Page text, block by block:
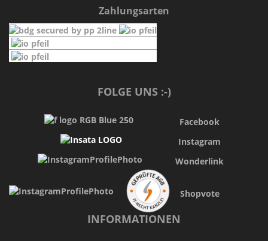
Zahlungsarten
FOLGE UNS :-)
Facebook
Instagram
Wonderlink
Shopvote
INFORMATIONEN